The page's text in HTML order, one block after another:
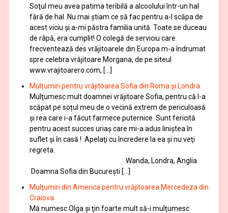
Soţul meu avea patima teribilă a alcoolului într-un hal
fără de hal. Nu mai ştiam ce să fac pentru a-l scăpa de
acest viciu şi a-mi păstra familia unită. Toate se duceau
de râpă, era cumplit! O colegă de serviciu care
frecventează des vrăjitoarele din Europa m-a îndrumat
spre celebra vrăjitoare Morgana, de pe siteul
www.vrajitoarero.com, […]
Mulțumiri pentru vrăjitoarea Sofia din Roma și Londra
Mulţumesc mult doamnei vrăjitoare Sofia, pentru că l-a
scăpat pe soțul meu de o vecină extrem de periculoasă
și rea care i-a făcut farmece puternice. Sunt fericită
pentru acest succes uriaș care mi-a adus liniștea în
suflet și în casă ! Apelaţi cu încredere la ea şi nu veţi
regreta.
Wanda, Londra, Anglia
Doamna Sofia din București […]
Mulţumiri din America pentru vrăjitoarea Mercedeza din
Craiova
Mă numesc Olga şi ţin foarte mult să-i mulţumesc